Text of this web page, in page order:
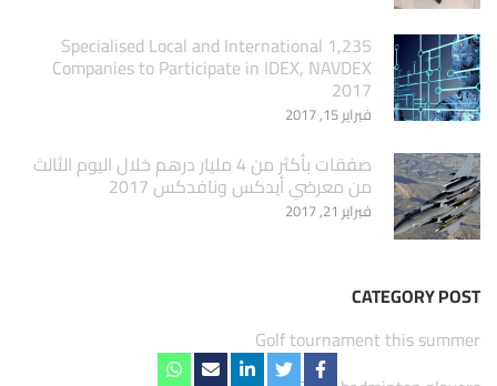
1,235 Specialised Local and International
Companies to Participate in IDEX, NAVDEX
2017
فبراير 15, 2017
صفقات بأكثر من 4 مليار درهم خلال اليوم الثالث
من معرضي أيدكس ونافدكس 2017
فبراير 21, 2017
CATEGORY POST
Golf tournament this summer